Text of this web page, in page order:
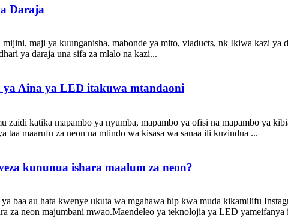
Daraja
maji ya kuunganisha, mabonde ya mito, viaducts, nk Ikiwa kazi ya
ya daraja una sifa za mlalo na kazi...
ya Aina ya LED itakuwa mtandaoni
zaidi katika mapambo ya nyumba, mapambo ya ofisi na mapambo ya
taa maarufu za neon na mtindo wa kisasa wa sanaa ili kuzindua ...
kununua ishara maalum za neon?
baa au hata kwenye ukuta wa mgahawa hip kwa muda kikamilifu
za neon majumbani mwao.Maendeleo ya teknolojia ya LED